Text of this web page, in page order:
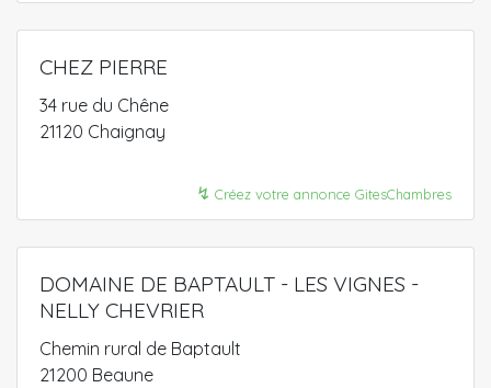
CHEZ PIERRE
34 rue du Chêne
21120 Chaignay
↯ Créez votre annonce GitesChambres
DOMAINE DE BAPTAULT - LES VIGNES -
NELLY CHEVRIER
Chemin rural de Baptault
21200 Beaune